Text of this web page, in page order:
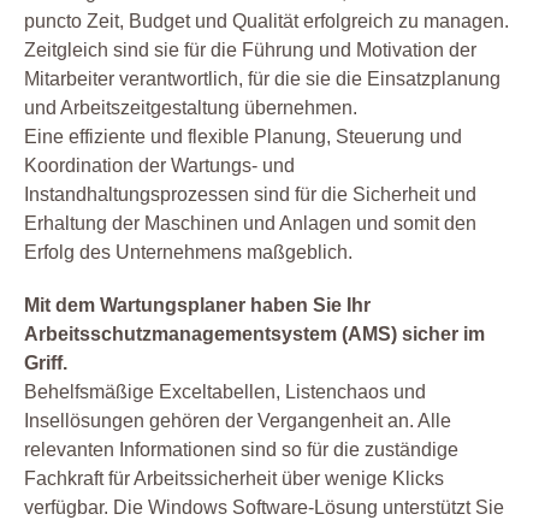
puncto Zeit, Budget und Qualität erfolgreich zu managen.
Zeitgleich sind sie für die Führung und Motivation der
Mitarbeiter verantwortlich, für die sie die Einsatzplanung
und Arbeitszeitgestaltung übernehmen.
Eine effiziente und flexible Planung, Steuerung und
Koordination der Wartungs- und
Instandhaltungsprozessen sind für die Sicherheit und
Erhaltung der Maschinen und Anlagen und somit den
Erfolg des Unternehmens maßgeblich.
Mit dem Wartungsplaner haben Sie Ihr
Arbeitsschutzmanagementsystem (AMS) sicher im
Griff.
Behelfsmäßige Exceltabellen, Listenchaos und
Insellösungen gehören der Vergangenheit an. Alle
relevanten Informationen sind so für die zuständige
Fachkraft für Arbeitssicherheit über wenige Klicks
verfügbar. Die Windows Software-Lösung unterstützt Sie